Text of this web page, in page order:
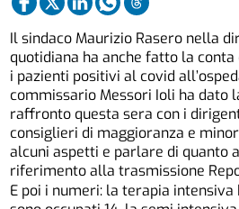
Il sindaco Maurizio Rasero nella
quotidiana ha anche fatto la
i pazienti positivi al covid
commissario Messori Ioli ha dato
raffronto questa sera con i
consiglieri di maggioranza e
alcuni aspetti e parlare di quanto
riferimento alla trasmissione
E poi i numeri: la terapia intensiva